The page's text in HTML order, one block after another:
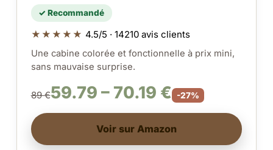
✓ Recommandé
★★★★★ 4.5/5 · 14210 avis clients
Une cabine colorée et fonctionnelle à prix mini,
sans mauvaise surprise.
89 €59.79 – 70.19 € -27%
Voir sur Amazon